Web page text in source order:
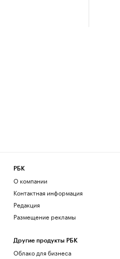
РБК
О компании
Контактная информация
Редакция
Размещение рекламы
Другие продукты РБК
Облако для бизнеса